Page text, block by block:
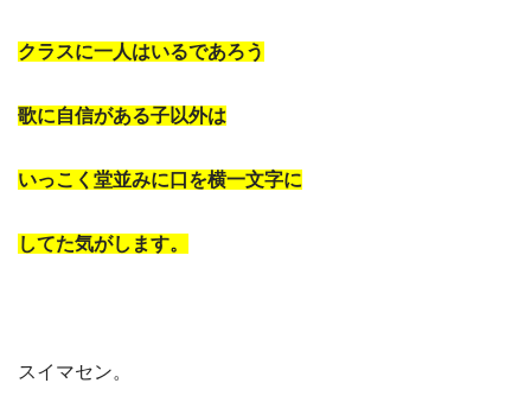
クラスに一人はいるであろう
歌に自信がある子以外は
いっこく堂並みに口を横一文字に
してた気がします。
スイマセン。